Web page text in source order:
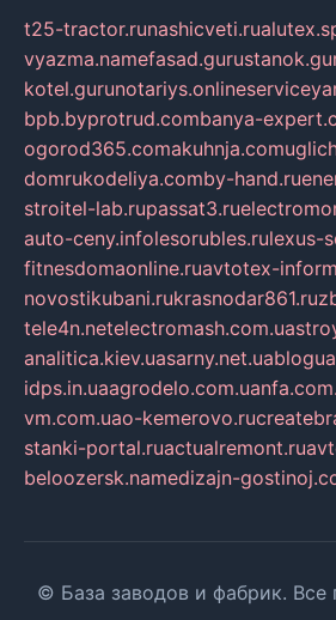
t25-tractor.runashicveti.ru
vyazma.namefasad.guru
kotel.gurunotariys.online
bpb.byprotrud.combanya-
ogorod365.comakuhnja.com
domrukodeliya.comby-hand.ru
stroitel-lab.rupassat3.ru
auto-ceny.infolesorubles.rulexus-
fitnesdomaonline.ruavtotex-
novostikubani.rukrasnodar861.ru
tele4n.netelectromash.com.ua
analitica.kiev.uasarny.net.ua
idps.in.uaagrodelo.com.ua
vm.com.uao-kemerovo.ru
stanki-portal.ruactualremont.ru
beloozersk.namedizajn-
© База заводов и фабрик.